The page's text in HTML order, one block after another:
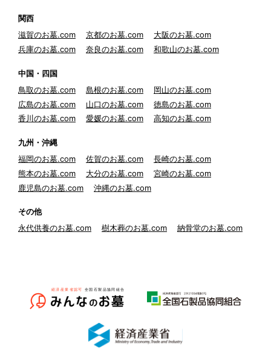
関西
滋賀のお墓.com
京都のお墓.com
大阪のお墓.com
兵庫のお墓.com
奈良のお墓.com 和歌山のお墓.com
中国・四国
鳥取のお墓.com
島根のお墓.com
岡山のお墓.com
広島のお墓.com
山口のお墓.com
徳島のお墓.com
香川のお墓.com
愛媛のお墓.com 高知のお墓.com
九州・沖縄
福岡のお墓.com
佐賀のお墓.com
長崎のお墓.com
熊本のお墓.com
大分のお墓.com
宮崎のお墓.com
鹿児島のお墓.com
沖縄のお墓.com
その他
永代供養のお墓.com
樹木葬のお墓.com 納骨堂のお墓.com